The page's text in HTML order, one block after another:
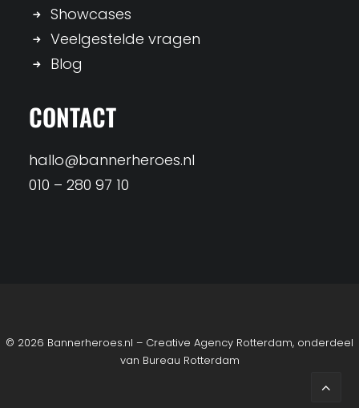
Showcases
Veelgestelde vragen
Blog
CONTACT
hallo@bannerheroes.nl
010 – 280 97 10
© 2026 Bannerheroes.nl – Creative Agency Rotterdam, onderdeel
van Bureau Rotterdam